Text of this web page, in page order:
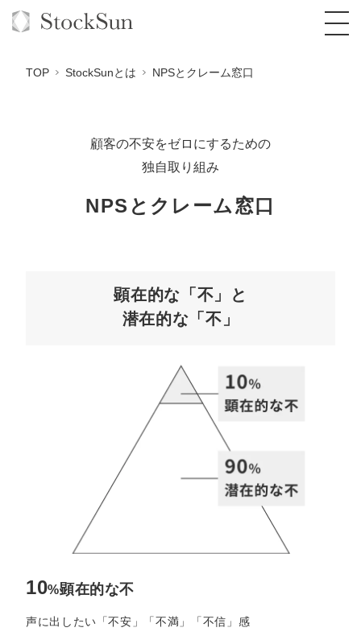
オーダーメイド支援
コンサルタント一覧
定額制Webマーケティング代行『マキトルく
定額制採用代行・RPO『トルトルくん』
定額LINE運用代行『LINEマキトルくん』
オリジナルサービス
拡散付1日密着動画制作『まるごと社長』
1本無料で記事を制作『SEOトライアル』
定額制LP制作・改善『最強LP』
採用YouTubeチャンネル構築『トリトル』
YouTubeディレクター
ミッション・ビジョン・バリュー
代表メッセージ（岩野圭佑）
取締役メッセージ（株本祐己）
認定パートナー
動画ディレクター
営業
TOP StockSunとは NPSとクレーム窓口
顧客の不安をゼロにするための
独自取り組み
NPSとクレーム窓口
顕在的な「不」と
潜在的な「不」
10%顕在的な不
声に出したい「不安」「不満」「不信」感